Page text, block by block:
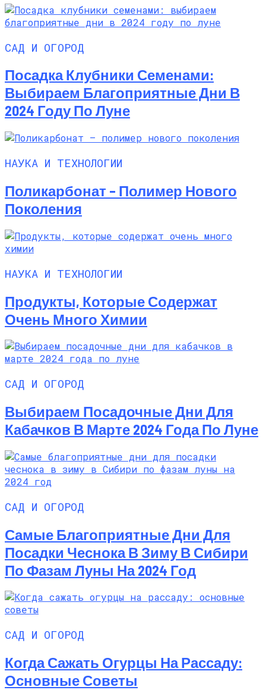
САД И ОГОРОД
Посадка Клубники Семенами:
Выбираем Благоприятные Дни В
2024 Году По Луне
НАУКА И ТЕХНОЛОГИИ
Поликарбонат – Полимер Нового
Поколения
НАУКА И ТЕХНОЛОГИИ
Продукты, Которые Содержат
Очень Много Химии
САД И ОГОРОД
Выбираем Посадочные Дни Для
Кабачков В Марте 2024 Года По Луне
САД И ОГОРОД
Самые Благоприятные Дни Для
Посадки Чеснока В Зиму В Сибири
По Фазам Луны На 2024 Год
САД И ОГОРОД
Когда Сажать Огурцы На Рассаду:
Основные Советы